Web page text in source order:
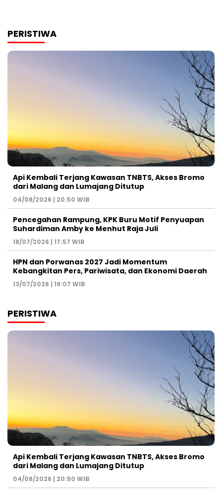
PERISTIWA
Api Kembali Terjang Kawasan TNBTS, Akses Bromo
dari Malang dan Lumajang Ditutup
04/08/2026 | 20:50 WIB
Pencegahan Rampung, KPK Buru Motif Penyuapan
Suhardiman Amby ke Menhut Raja Juli
18/07/2026 | 17:57 WIB
HPN dan Porwanas 2027 Jadi Momentum
Kebangkitan Pers, Pariwisata, dan Ekonomi Daerah
13/07/2026 | 19:07 WIB
PERISTIWA
Api Kembali Terjang Kawasan TNBTS, Akses Bromo
dari Malang dan Lumajang Ditutup
04/08/2026 | 20:50 WIB